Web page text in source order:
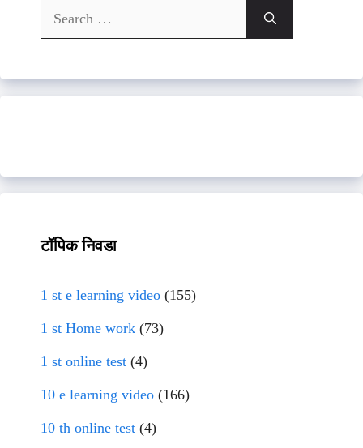
Search
for:
टॉपिक निवडा
1 st e learning video (155)
1 st Home work (73)
1 st online test (4)
10 e learning video (166)
10 th online test (4)